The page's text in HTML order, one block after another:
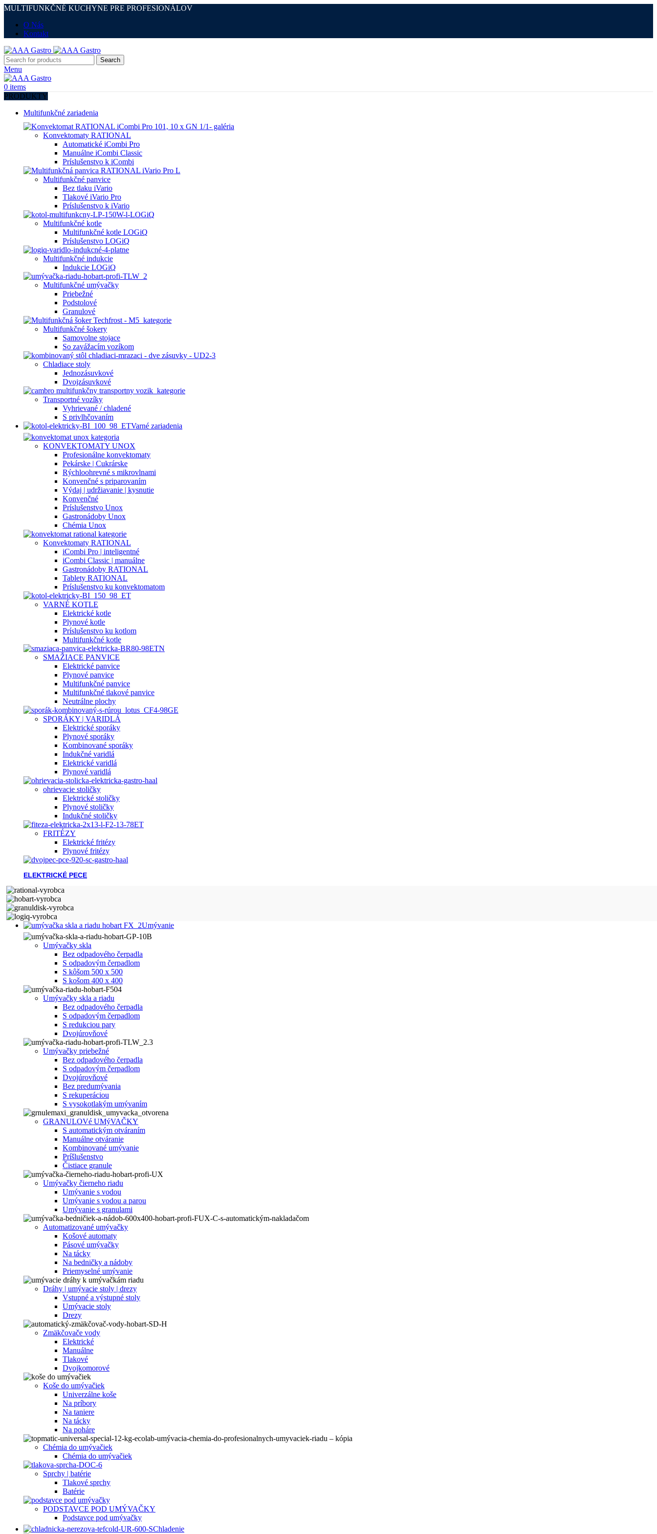
MULTIFUNKČNÉ KUCHYNE PRE PROFESIONÁLOV
O Nás
Kontakt
Search
Menu
0 items
PRODUKTY
Multifunkčné zariadenia
Konvektomaty RATIONAL
Automatické iCombi Pro
Manuálne iCombi Classic
Príslušenstvo k iCombi
Multifunkčné panvice
Bez tlaku iVario
Tlakové iVario Pro
Príslušenstvo k iVario
Multifunkčné kotle
Multifunkčné kotle LOGiQ
Príslušenstvo LOGiQ
Multifunkčné indukcie
Indukcie LOGiQ
Multifunkčné umývačky
Priebežné
Podstolové
Granulové
Multifunkčné šokery
Samovolne stojace
So zavážacím vozíkom
Chladiace stoly
Jednozásuvkové
Dvojzásuvkové
Transportné vozíky
Vyhrievané / chladené
S privlhčovaním
Varné zariadenia
KONVEKTOMATY UNOX
Profesionálne konvektomaty
Pekárske | Cukrárske
Rýchloohrevné s mikrovlnami
Konvenčné s priparovaním
Výdaj | udržiavanie | kysnutie
Konvenčné
Príslušenstvo Unox
Gastronádoby Unox
Chémia Unox
Konvektomaty RATIONAL
iCombi Pro | inteligentné
iCombi Classic | manuálne
Gastronádoby RATIONAL
Tablety RATIONAL
Príslušenstvo ku konvektomatom
VARNÉ KOTLE
Elektrické kotle
Plynové kotle
Príslušenstvo ku kotlom
Multifunkčné kotle
SMAŽIACE PANVICE
Elektrické panvice
Plynové panvice
Multifunkčné panvice
Multifunkčné tlakové panvice
Neutrálne plochy
SPORÁKY | VARIDLÁ
Elektrické sporáky
Plynové sporáky
Kombinované sporáky
Indukčné varidlá
Elektrické varidlá
Plynové varidlá
ohrievacie stoličky
Elektrické stoličky
Plynové stoličky
Indukčné stoličky
FRITÉZY
Elektrické fritézy
Plynové fritézy
ELEKTRICKÉ PECE
Umývanie
Umývačky skla
Bez odpadového čerpadla
S odpadovým čerpadlom
S kôšom 500 x 500
S košom 400 x 400
Umývačky skla a riadu
Bez odpadového čerpadla
S odpadovým čerpadlom
S redukciou pary
Dvojúrovňové
Umývačky priebežné
Bez odpadového čerpadla
S odpadovým čerpadlom
Dvojúrovňové
Bez predumývania
S rekuperáciou
S vysokotlakým umývaním
GRANULOVé UMýVAČKY
S automatickým otváraním
Manuálne otváranie
Kombinované umývanie
Príšlušenstvo
Čistiace granule
Umývačky čierneho riadu
Umývanie s vodou
Umývanie s vodou a parou
Umývanie s granulami
Automatizované umývačky
Košové automaty
Pásové umývačky
Na tácky
Na bedničky a nádoby
Priemyselné umývanie
Dráhy | umývacie stoly | drezy
Vstupné a výstupné stoly
Umývacie stoly
Drezy
Zmäkčovače vody
Elektrické
Manuálne
Tlakové
Dvojkomorové
Koše do umývačiek
Univerzálne koše
Na príbory
Na taniere
Na tácky
Na poháre
Chémia do umývačiek
Chémia do umývačiek
Sprchy | batérie
Tlakové sprchy
Batérie
PODSTAVCE POD UMÝVAČKY
Podstavce pod umývačky
Chladenie